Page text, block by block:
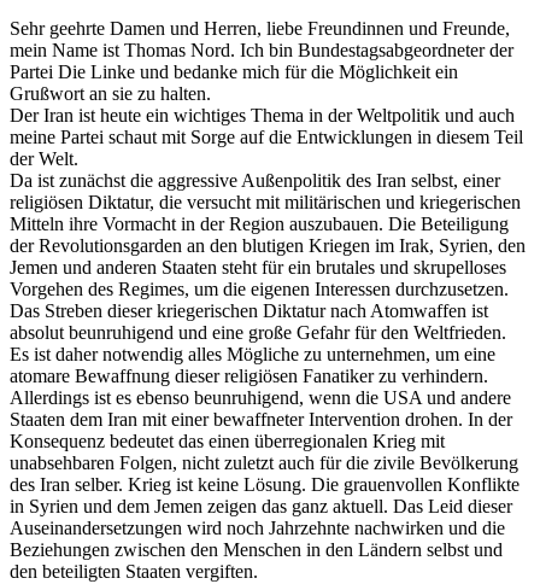
Sehr geehrte Damen und Herren, liebe Freundinnen und Freunde,
mein Name ist Thomas Nord. Ich bin Bundestagsabgeordneter der
Partei Die Linke und bedanke mich für die Möglichkeit ein
Grußwort an sie zu halten.
Der Iran ist heute ein wichtiges Thema in der Weltpolitik und auch
meine Partei schaut mit Sorge auf die Entwicklungen in diesem Teil
der Welt.
Da ist zunächst die aggressive Außenpolitik des Iran selbst, einer
religiösen Diktatur, die versucht mit militärischen und kriegerischen
Mitteln ihre Vormacht in der Region auszubauen. Die Beteiligung
der Revolutionsgarden an den blutigen Kriegen im Irak, Syrien, den
Jemen und anderen Staaten steht für ein brutales und skrupelloses
Vorgehen des Regimes, um die eigenen Interessen durchzusetzen.
Das Streben dieser kriegerischen Diktatur nach Atomwaffen ist
absolut beunruhigend und eine große Gefahr für den Weltfrieden.
Es ist daher notwendig alles Mögliche zu unternehmen, um eine
atomare Bewaffnung dieser religiösen Fanatiker zu verhindern.
Allerdings ist es ebenso beunruhigend, wenn die USA und andere
Staaten dem Iran mit einer bewaffneter Intervention drohen. In der
Konsequenz bedeutet das einen überregionalen Krieg mit
unabsehbaren Folgen, nicht zuletzt auch für die zivile Bevölkerung
des Iran selber. Krieg ist keine Lösung. Die grauenvollen Konflikte
in Syrien und dem Jemen zeigen das ganz aktuell. Das Leid dieser
Auseinandersetzungen wird noch Jahrzehnte nachwirken und die
Beziehungen zwischen den Menschen in den Ländern selbst und
den beteiligten Staaten vergiften.